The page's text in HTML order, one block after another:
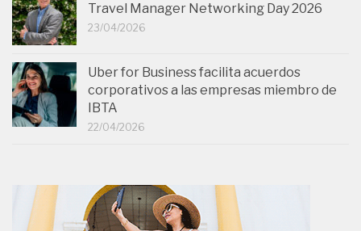
Travel Manager Networking Day 2026
23/04/2026
Uber for Business facilita acuerdos
corporativos a las empresas miembro de
IBTA
22/04/2026